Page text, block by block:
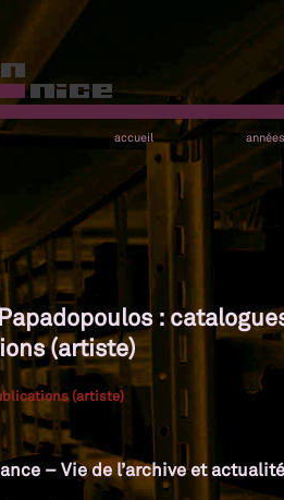
accueil années
:
(artiste)
(artiste)
– Vie de l’archive et actualité